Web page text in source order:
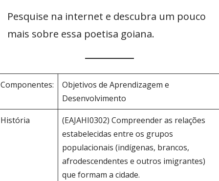
Pesquise na internet e descubra um pouco
mais sobre essa poetisa goiana.
Componentes:
Objetivos de Aprendizagem e
Desenvolvimento
História
(EAJAHI0302) Compreender as relações
estabelecidas entre os grupos
populacionais (indígenas, brancos,
afrodescendentes e outros imigrantes)
que formam a cidade.